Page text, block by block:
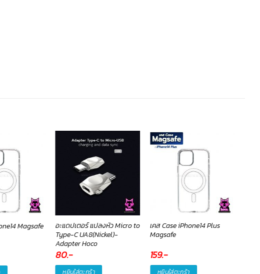
Magsafe
อะแดปเตอร์ แปลงหัว Micro to
Type-C UA8(Nickel)-
Adapter Hoco
80.-
หยิบใส่ตะกร้า
เคส Case iPhone14 Plus
Magsafe
159.-
หยิบใส่ตะกร้า